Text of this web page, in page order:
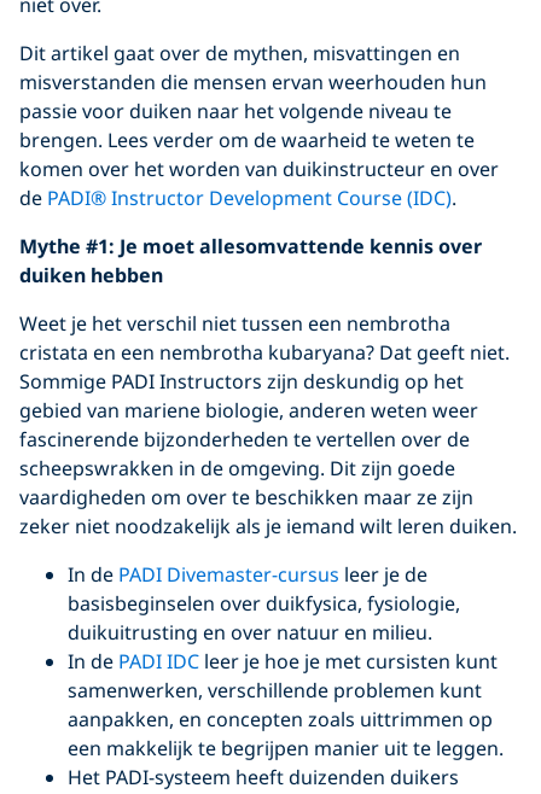
Dit artikel gaat over de mythen, misvattingen en
misverstanden die mensen ervan weerhouden hun
passie voor duiken naar het volgende niveau te
brengen. Lees verder om de waarheid te weten te
komen over het worden van duikinstructeur en over
de PADI® Instructor Development Course (IDC).
Mythe #1: Je moet allesomvattende kennis over
duiken hebben
Weet je het verschil niet tussen een nembrotha
cristata en een nembrotha kubaryana? Dat geeft niet.
Sommige PADI Instructors zijn deskundig op het
gebied van mariene biologie, anderen weten weer
fascinerende bijzonderheden te vertellen over de
scheepswrakken in de omgeving. Dit zijn goede
vaardigheden om over te beschikken maar ze zijn
zeker niet noodzakelijk als je iemand wilt leren duiken.
In de PADI Divemaster-cursus leer je de
basisbeginselen over duikfysica, fysiologie,
duikuitrusting en over natuur en milieu.
In de PADI IDC leer je hoe je met cursisten kunt
samenwerken, verschillende problemen kunt
aanpakken, en concepten zoals uittrimmen op
een makkelijk te begrijpen manier uit te leggen.
Het PADI-systeem heeft duizenden duikers